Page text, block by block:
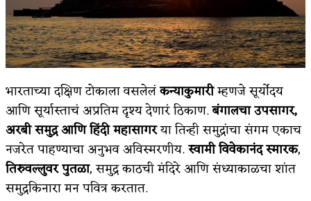
भारताच्या दक्षिण टोकाला वसलेलंकन्याकुमारीम्हणजे सूर्योदय
आणि सूर्यास्ताचं अप्रतिम दृश्य देणारं ठिकाण.बंगालचा उपसागर,
अरबी समुद्र आणि हिंदी महासागरया तिन्ही समुद्रांचा संगम एकाच
नजरेत पाहण्याचा अनुभव अविस्मरणीय.स्वामी विवेकानंद स्मारक,
तिरुवल्लुवर पुतळा, समुद्र काठची मंदिरे आणि संध्याकाळचा शांत
समुद्रकिनारा मन पवित्र करतात.